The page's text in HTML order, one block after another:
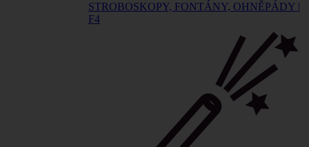
STROBOSKOPY, FONTÁNY, OHNĚPÁDY |
F4